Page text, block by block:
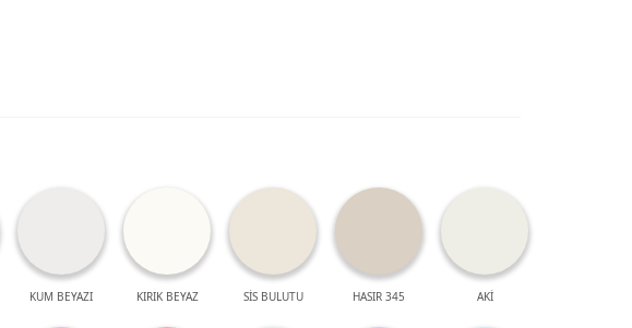
KUM BEYAZI KIRIK BEYAZ SİS BULUTU HASIR 345 AKİ